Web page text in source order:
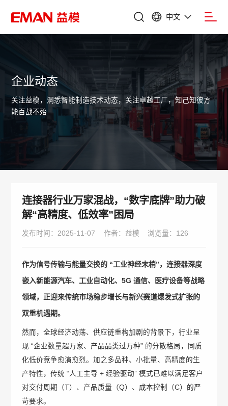
中文
企业动态
关注益模，洞悉智能制造技术动态，关注卓越工厂，知己知彼方
能百战不殆
连接器行业万家混战，“数字底牌”助力破
解“高精度、低效率”困局​
发布时间：2025-11-07 作者：益模 浏览量：126
作为信号传输与能量交换的 “工业神经末梢”，连接器深度
嵌入新能源汽车、工业自动化、5G 通信、医疗设备等战略
领域，正迎来传统市场稳步增长与新兴赛道爆发式扩张的
双重机遇期。
然而，全球经济动荡、供应链重构加剧的背景下，行业呈
现 “企业数量超万家、产品品类过万种” 的分散格局，同质
化低价竞争愈演愈烈。加之多品种、小批量、高精度的生
产特性，传统 “人工主导 + 经验驱动” 模式已难以满足客户
对交付周期（T）、产品质量（Q）、成本控制（C）的严
苛要求。